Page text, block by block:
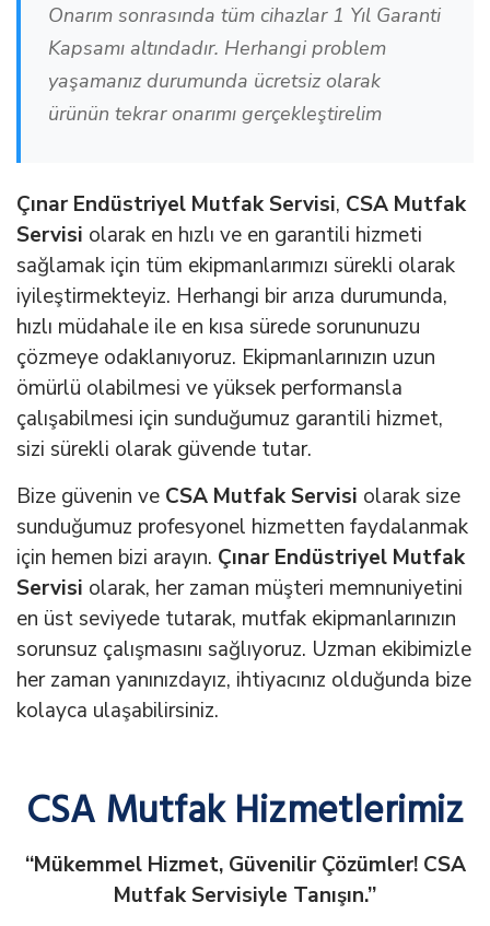
Onarım sonrasında tüm cihazlar 1 Yıl Garanti
Kapsamı altındadır. Herhangi problem
yaşamanız durumunda ücretsiz olarak
ürünün tekrar onarımı gerçekleştirelim
Çınar Endüstriyel Mutfak Servisi, CSA Mutfak
Servisi olarak en hızlı ve en garantili hizmeti
sağlamak için tüm ekipmanlarımızı sürekli olarak
iyileştirmekteyiz. Herhangi bir arıza durumunda,
hızlı müdahale ile en kısa sürede sorununuzu
çözmeye odaklanıyoruz. Ekipmanlarınızın uzun
ömürlü olabilmesi ve yüksek performansla
çalışabilmesi için sunduğumuz garantili hizmet,
sizi sürekli olarak güvende tutar.
Bize güvenin ve CSA Mutfak Servisi olarak size
sunduğumuz profesyonel hizmetten faydalanmak
için hemen bizi arayın. Çınar Endüstriyel Mutfak
Servisi olarak, her zaman müşteri memnuniyetini
en üst seviyede tutarak, mutfak ekipmanlarınızın
sorunsuz çalışmasını sağlıyoruz. Uzman ekibimizle
her zaman yanınızdayız, ihtiyacınız olduğunda bize
kolayca ulaşabilirsiniz.
CSA Mutfak Hizmetlerimiz
“Mükemmel Hizmet, Güvenilir Çözümler! CSA
Mutfak Servisiyle Tanışın.”